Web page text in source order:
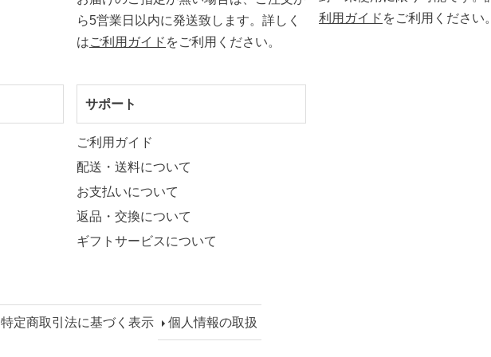
ら5営業日以内に発送致します。詳しく
はご利用ガイド をご利用ください。
利用ガイド をご利用ください
サポート
ご利用ガイド
配送・送料について
お支払いについて
返品・交換について
ギフトサービスについて
特定商取引法に基づく表示 個人情報の取扱